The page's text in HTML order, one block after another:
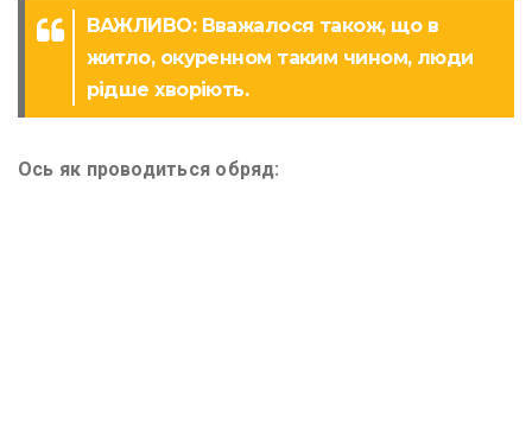
ВАЖЛИВО: Вважалося також, що в
житло, окуренном таким чином, люди
рідше хворіють.
Ось як проводиться обряд: